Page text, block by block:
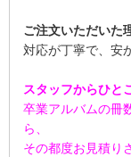
ご注文いただいた
対応が丁寧で、安
スタッフからひと
卒業アルバムの冊
ら、
その都度お見積り